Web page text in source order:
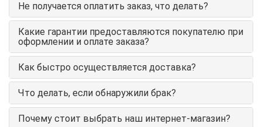
Не получается оплатить заказ, что делать?
Какие гарантии предоставляются покупателю при
оформлении и оплате заказа?
Как быстро осуществляется доставка?
Что делать, если обнаружили брак?
Почему стоит выбрать наш интернет-магазин?